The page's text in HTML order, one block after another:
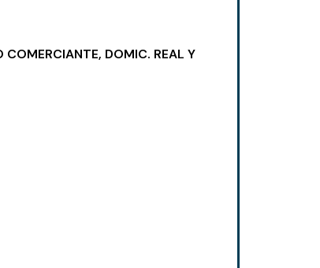
COMERCIANTE, DOMIC. REAL Y